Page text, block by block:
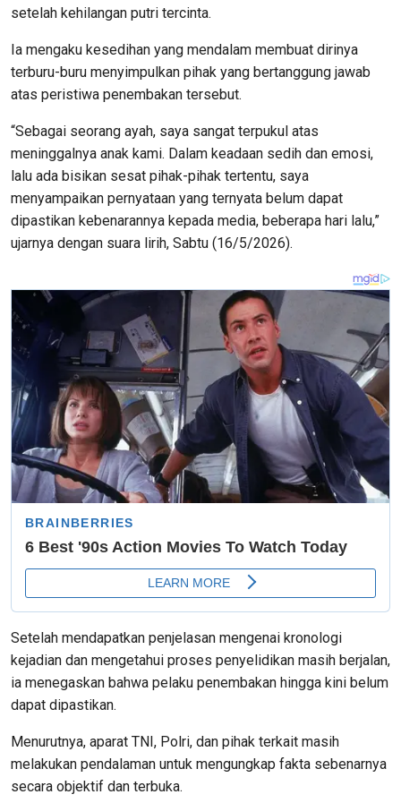
setelah kehilangan putri tercinta.
Ia mengaku kesedihan yang mendalam membuat dirinya
terburu-buru menyimpulkan pihak yang bertanggung jawab
atas peristiwa penembakan tersebut.
“Sebagai seorang ayah, saya sangat terpukul atas
meninggalnya anak kami. Dalam keadaan sedih dan emosi,
lalu ada bisikan sesat pihak-pihak tertentu, saya
menyampaikan pernyataan yang ternyata belum dapat
dipastikan kebenarannya kepada media, beberapa hari lalu,”
ujarnya dengan suara lirih, Sabtu (16/5/2026).
Setelah mendapatkan penjelasan mengenai kronologi
kejadian dan mengetahui proses penyelidikan masih berjalan,
ia menegaskan bahwa pelaku penembakan hingga kini belum
dapat dipastikan.
Menurutnya, aparat TNI, Polri, dan pihak terkait masih
melakukan pendalaman untuk mengungkap fakta sebenarnya
secara objektif dan terbuka.